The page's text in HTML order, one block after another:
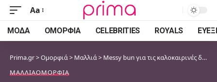
Font
Resizer
Aa
ΜΌΔΑ ΟΜΟΡΦΙΆ CELEBRITIES ROYALS
Prima.gr>Ομορφιά> Μαλλιά> Messy bun για τις καλοκαιρινές διακοπές – ο πιο cool, ανεπιτήδευτος κότσος που ταιριάζει παντού
ΜΑΛΛΙΆΟΜΟΡΦΙΆ